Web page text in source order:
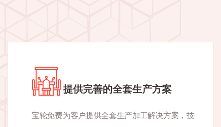
提供完善的全套生产方案
宝轮免费为客户提供全套生产加工解决方案，技